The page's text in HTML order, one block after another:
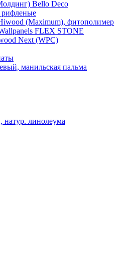
Bello Deco
(Maximum), фитополимер
FLEX STONE
Next (WPC)
манильская пальма
линолеума